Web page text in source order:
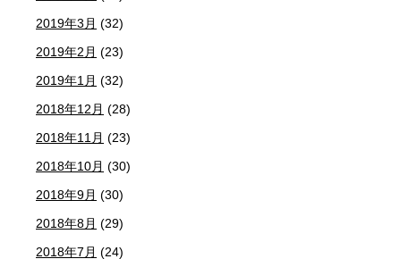
2019年3月 (32)
2019年2月 (23)
2019年1月 (32)
2018年12月 (28)
2018年11月 (23)
2018年10月 (30)
2018年9月 (30)
2018年8月 (29)
2018年7月 (24)